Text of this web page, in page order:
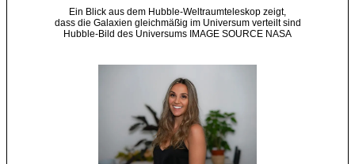
Ein Blick aus dem Hubble-Weltraumteleskop zeigt,
dass die Galaxien gleichmäßig im Universum verteilt sind
Hubble-Bild des Universums IMAGE SOURCE NASA